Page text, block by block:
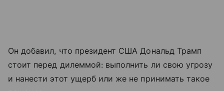
Он добавил, что президент США Дональд Трамп
стоит перед дилеммой: выполнить ли свою угрозу
и нанести этот ущерб или же не принимать такое